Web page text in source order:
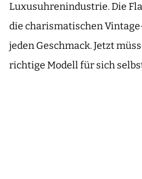
Luxusuhrenindustrie. Die
die charismatischen
jeden Geschmack. Jetzt
richtige Modell für sich